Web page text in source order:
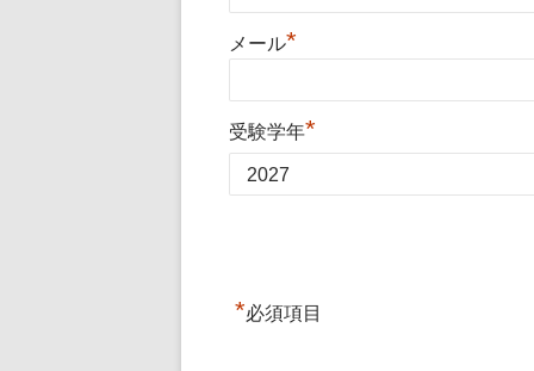
メール*
受験学年*
*必須項目